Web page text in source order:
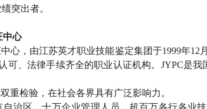
突出者。
中心
心，由江苏英才职业技能鉴定集团于1999年12 月
可、法律手续齐全的职业认证机构。 JYPC是我
重检验，在社会各界具有广泛影响力。
自治区，十万企业管理人员，超百万各行各业